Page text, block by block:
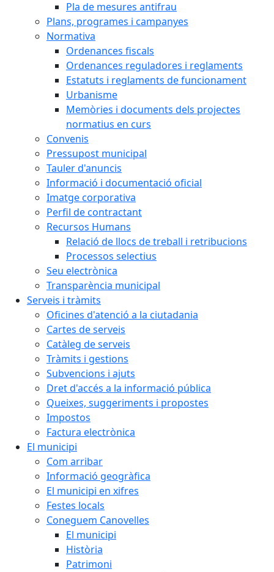
Pla de mesures antifrau
Plans, programes i campanyes
Normativa
Ordenances fiscals
Ordenances reguladores i reglaments
Estatuts i reglaments de funcionament
Urbanisme
Memòries i documents dels projectes
normatius en curs
Convenis
Pressupost municipal
Tauler d'anuncis
Informació i documentació oficial
Imatge corporativa
Perfil de contractant
Recursos Humans
Relació de llocs de treball i retribucions
Processos selectius
Seu electrònica
Transparència municipal
Serveis i tràmits
Oficines d'atenció a la ciutadania
Cartes de serveis
Catàleg de serveis
Tràmits i gestions
Subvencions i ajuts
Dret d'accés a la informació pública
Queixes, suggeriments i propostes
Impostos
Factura electrònica
El municipi
Com arribar
Informació geogràfica
El municipi en xifres
Festes locals
Coneguem Canovelles
El municipi
Història
Patrimoni